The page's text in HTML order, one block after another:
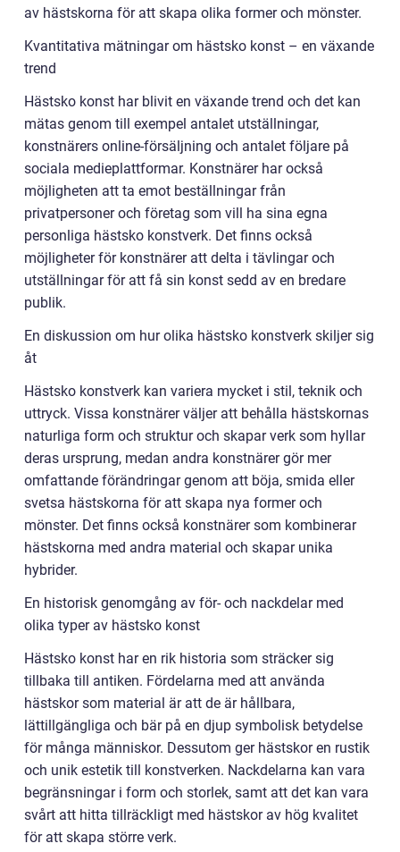
av hästskorna för att skapa olika former och mönster.
Kvantitativa mätningar om hästsko konst – en växande
trend
Hästsko konst har blivit en växande trend och det kan
mätas genom till exempel antalet utställningar,
konstnärers online-försäljning och antalet följare på
sociala medieplattformar. Konstnärer har också
möjligheten att ta emot beställningar från
privatpersoner och företag som vill ha sina egna
personliga hästsko konstverk. Det finns också
möjligheter för konstnärer att delta i tävlingar och
utställningar för att få sin konst sedd av en bredare
publik.
En diskussion om hur olika hästsko konstverk skiljer sig
åt
Hästsko konstverk kan variera mycket i stil, teknik och
uttryck. Vissa konstnärer väljer att behålla hästskornas
naturliga form och struktur och skapar verk som hyllar
deras ursprung, medan andra konstnärer gör mer
omfattande förändringar genom att böja, smida eller
svetsa hästskorna för att skapa nya former och
mönster. Det finns också konstnärer som kombinerar
hästskorna med andra material och skapar unika
hybrider.
En historisk genomgång av för- och nackdelar med
olika typer av hästsko konst
Hästsko konst har en rik historia som sträcker sig
tillbaka till antiken. Fördelarna med att använda
hästskor som material är att de är hållbara,
lättillgängliga och bär på en djup symbolisk betydelse
för många människor. Dessutom ger hästskor en rustik
och unik estetik till konstverken. Nackdelarna kan vara
begränsningar i form och storlek, samt att det kan vara
svårt att hitta tillräckligt med hästskor av hög kvalitet
för att skapa större verk.